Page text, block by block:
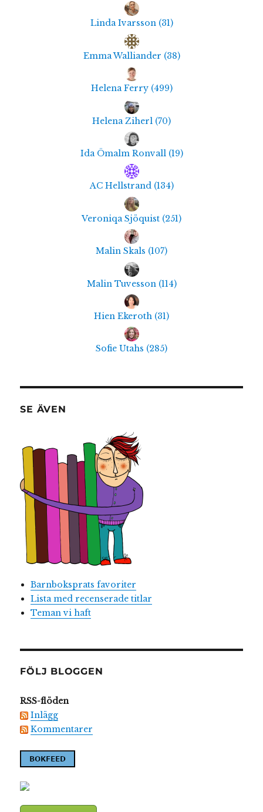
Linda Ivarsson (31)
Emma Walliander (38)
Helena Ferry (499)
Helena Ziherl (70)
Ida Ömalm Ronvall (19)
AC Hellstrand (134)
Veroniqa Sjöquist (251)
Malin Skals (107)
Malin Tuvesson (114)
Hien Ekeroth (31)
Sofie Utahs (285)
SE ÄVEN
Barnboksprats favoriter
Lista med recenserade titlar
Teman vi haft
FÖLJ BLOGGEN
RSS-flöden
Inlägg
Kommentarer